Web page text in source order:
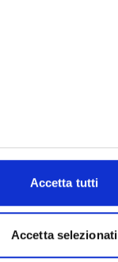
Accetta tutti
Accetta selezionati